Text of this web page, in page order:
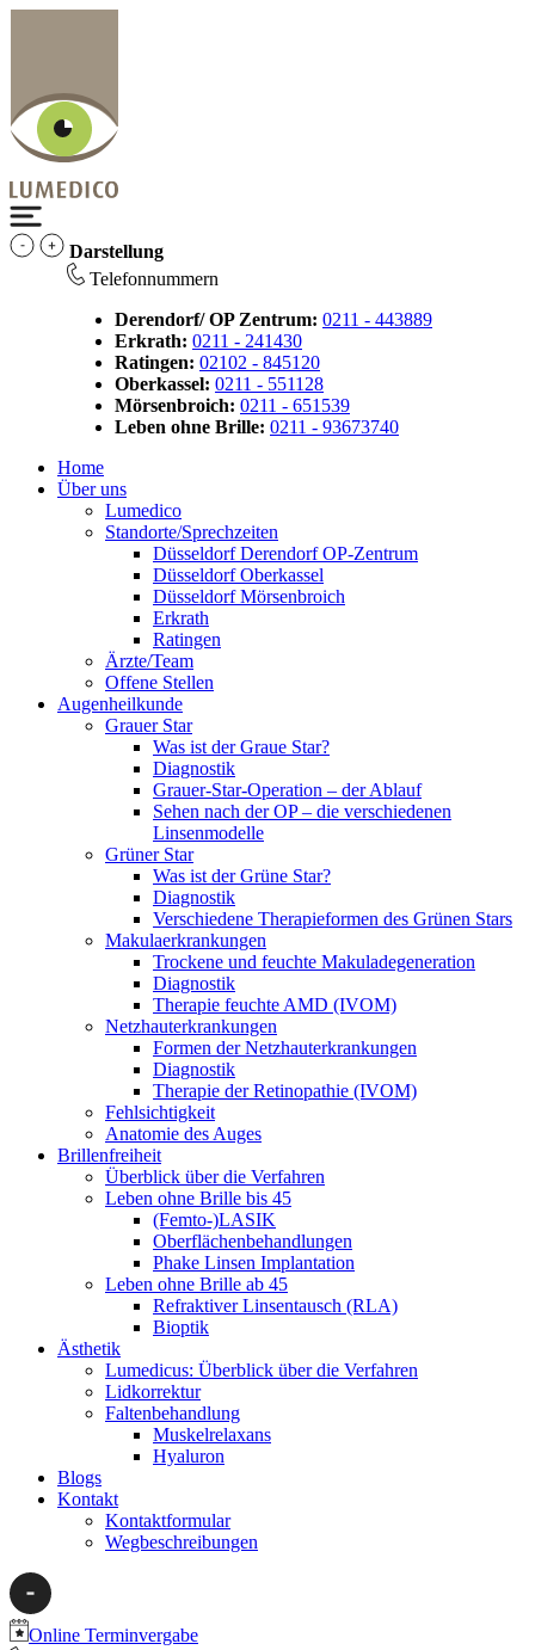
Darstellung
Telefonnummern
Derendorf/ OP Zentrum: 0211 - 443889
Erkrath: 0211 - 241430
Ratingen: 02102 - 845120
Oberkassel: 0211 - 551128
Mörsenbroich: 0211 - 651539
Leben ohne Brille: 0211 - 93673740
Home
Über uns
Lumedico
Standorte/Sprechzeiten
Düsseldorf Derendorf OP-Zentrum
Düsseldorf Oberkassel
Düsseldorf Mörsenbroich
Erkrath
Ratingen
Ärzte/Team
Offene Stellen
Augenheilkunde
Grauer Star
Was ist der Graue Star?
Diagnostik
Grauer-Star-Operation – der Ablauf
Sehen nach der OP – die verschiedenen
Linsenmodelle
Grüner Star
Was ist der Grüne Star?
Diagnostik
Verschiedene Therapieformen des Grünen Stars
Makulaerkrankungen
Trockene und feuchte Makuladegeneration
Diagnostik
Therapie feuchte AMD (IVOM)
Netzhauterkrankungen
Formen der Netzhauterkrankungen
Diagnostik
Therapie der Retinopathie (IVOM)
Fehlsichtigkeit
Anatomie des Auges
Brillenfreiheit
Überblick über die Verfahren
Leben ohne Brille bis 45
(Femto-)LASIK
Oberflächenbehandlungen
Phake Linsen Implantation
Leben ohne Brille ab 45
Refraktiver Linsentausch (RLA)
Bioptik
Ästhetik
Lumedicus: Überblick über die Verfahren
Lidkorrektur
Faltenbehandlung
Muskelrelaxans
Hyaluron
Blogs
Kontakt
Kontaktformular
Wegbeschreibungen
Online Terminvergabe